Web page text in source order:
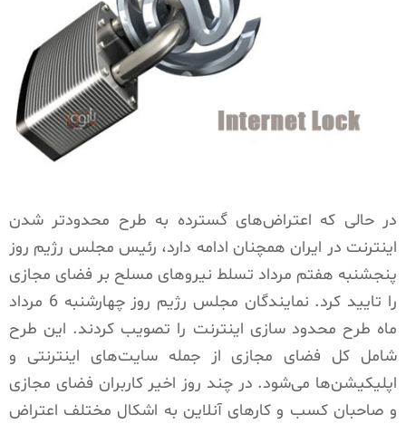
در حالی که اعتراض‌های گسترده به طرح محدودتر شدن
اینترنت در ایران همچنان ادامه دارد، رئیس مجلس رژیم روز
پنجشنبه هفتم مرداد تسلط نیروهای مسلح بر فضای مجازی
را تایید کرد. نمایندگان مجلس رژیم روز چهارشنبه 6 مرداد
ماه طرح محدود سازی اینترنت را تصویب کردند. این طرح
شامل کل فضای مجازی از جمله سایت‌های اینترنتی و
اپلیکیشن‌ها می‌شود. در چند روز اخیر کاربران فضای مجازی
و صاحبان کسب و کارهای آنلاین به اشکال مختلف اعتراض